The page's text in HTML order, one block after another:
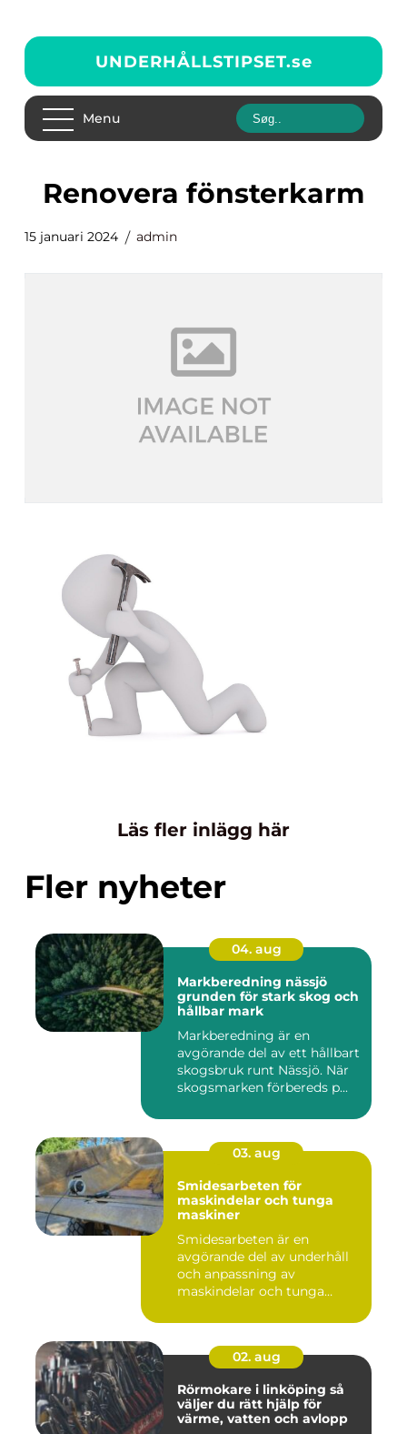
UNDERHÅLLSTIPSET.se
Menu
renovera fönsterkarm
15 januari 2024 admin
Läs fler inlägg här
Fler nyheter
04. aug
Markberedning nässjö
grunden för stark skog och
hållbar mark
Markberedning är en
avgörande del av ett hållbart
skogsbruk runt Nässjö. När
skogsmarken förbereds p...
03. aug
Smidesarbeten för
maskindelar och tunga
maskiner
Smidesarbeten är en
avgörande del av underhåll
och anpassning av
maskindelar och tunga
02. aug
Rörmokare i linköping så
väljer du rätt hjälp för
värme, vatten och avlopp